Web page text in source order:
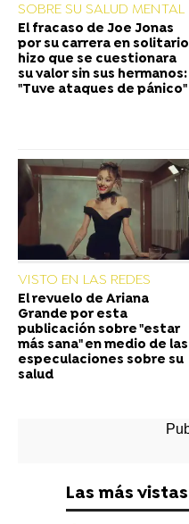
SOBRE SU SALUD MENTAL
El fracaso de Joe Jonas
por su carrera en solitario
hizo que se cuestionara
su valor sin sus hermanos:
"Tuve ataques de pánico"
VISTO EN LAS REDES
El revuelo de Ariana
Grande por esta
publicación sobre "estar
más sana" en medio de las
especulaciones sobre su
salud
Las más vistas